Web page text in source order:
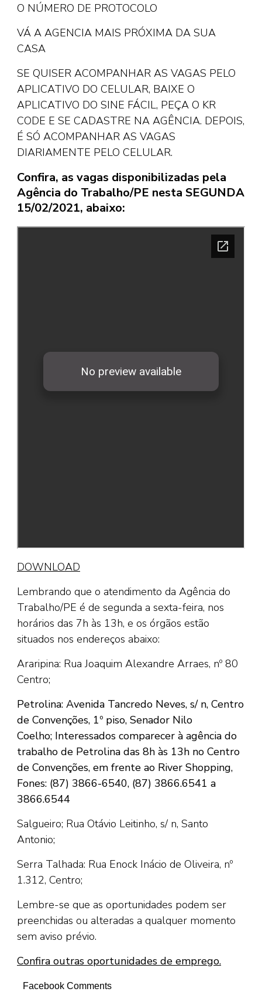
O NÚMERO DE PROTOCOLO
VÁ A AGENCIA MAIS PRÓXIMA DA SUA
CASA
SE QUISER ACOMPANHAR AS VAGAS PELO
APLICATIVO DO CELULAR, BAIXE O
APLICATIVO DO SINE FÁCIL, PEÇA O KR
CODE E SE CADASTRE NA AGÊNCIA. DEPOIS,
É SÓ ACOMPANHAR AS VAGAS
DIARIAMENTE PELO CELULAR.
Confira, as vagas disponibilizadas pela
Agência do Trabalho/PE nesta SEGUNDA
15/02/2021, abaixo:
DOWNLOAD
Lembrando que o atendimento da Agência do
Trabalho/PE é de segunda a sexta-feira, nos
horários das 7h às 13h, e os órgãos estão
situados nos endereços abaixo:
Araripina: Rua Joaquim Alexandre Arraes, nº 80
Centro;
Petrolina: Avenida Tancredo Neves, s/ n, Centro
de Convenções, 1º piso, Senador Nilo
Coelho; Interessados comparecer à agência do
trabalho de Petrolina das 8h às 13h no Centro
de Convenções, em frente ao River Shopping,
Fones: (87) 3866-6540, (87) 3866.6541 a
3866.6544
Salgueiro; Rua Otávio Leitinho, s/ n, Santo
Antonio;
Serra Talhada: Rua Enock Inácio de Oliveira, nº
1.312, Centro;
Lembre-se que as oportunidades podem ser
preenchidas ou alteradas a qualquer momento
sem aviso prévio.
Confira outras oportunidades de emprego.
Facebook Comments